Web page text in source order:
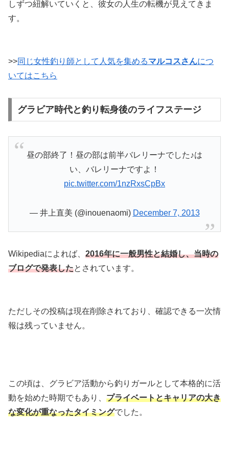
しずつ紐解いていくと、彼女の人生の転機が見えてきま
す。
>>同じ女性釣り師として人気を集めるマルコスさんにつ
いてはこちら
グラビア時代と釣り転身後のライフステージ
昼の部終了！昼の部は前半バレリーナでした♪は
い、バレリーナですよ！
pic.twitter.com/1nzRxsCpBx
— 井上直美 (@inouenaomi) December 7, 2013
Wikipediaによれば、 2016年に一般男性と結婚し、当時の
ブログで発表したとされています。
ただしその投稿は現在削除されており、確認できる一次情
報は残っていません。
この頃は、グラビア活動から釣りガールとして本格的に活
動を始めた時期でもあり、 プライベートとキャリアの大き
な変化が重なったタイミングでした。